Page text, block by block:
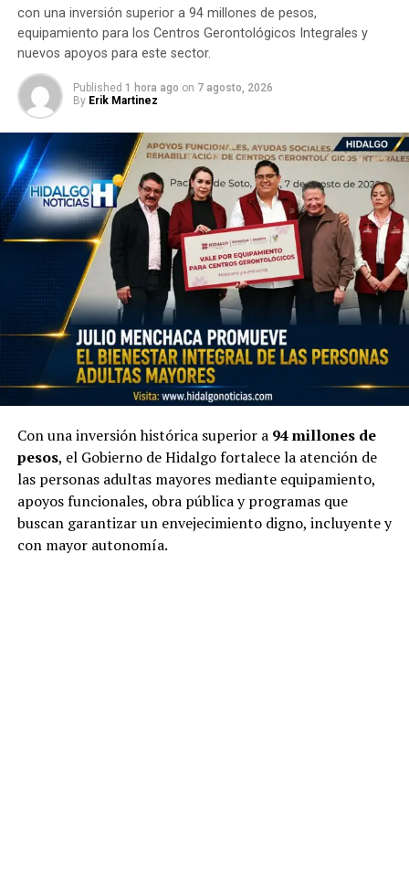
con una inversión superior a 94 millones de pesos,
equipamiento para los Centros Gerontológicos Integrales y
nuevos apoyos para este sector.
Published 1 hora ago on 7 agosto, 2026
By Erik Martinez
Con una inversión histórica superior a 94 millones de
pesos, el Gobierno de Hidalgo fortalece la atención de
las personas adultas mayores mediante equipamiento,
apoyos funcionales, obra pública y programas que
buscan garantizar un envejecimiento digno, incluyente y
con mayor autonomía.